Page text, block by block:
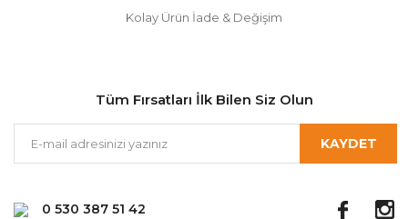
Kolay Ürün İade & Değişim
0 530 387 51 42
Tüm Fırsatları İlk Bilen Siz Olun
KAYDET